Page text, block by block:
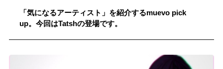
#男性SSW #ポップス #女性SSW
#R&B/ソウル
記事一覧
「気になるアーティスト」を紹介するmuevo pick
up。今回はTatshの登場です。